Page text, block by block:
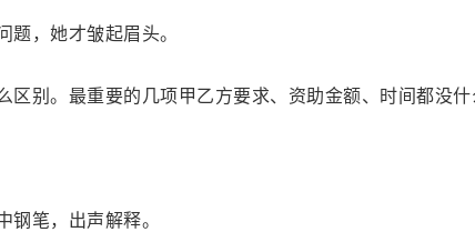
，她才皱起眉头。
区别。最重要的几项甲乙方要求、资助金额、时间都没
笔，出声解释。